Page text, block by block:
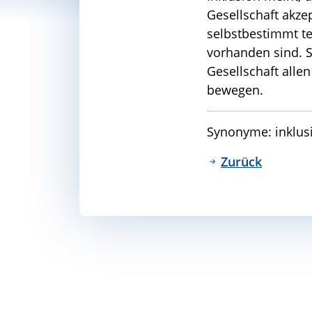
Gesellschaft
selbstbestimmt
vorhanden sind.
Gesellschaft
bewegen.
Synonyme:
Zurück